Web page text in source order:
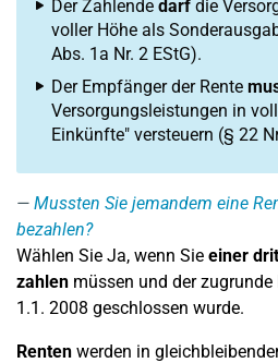
Der Zahlende darf die
voller Höhe als
Abs. 1a Nr. 2 EStG).
Der Empfänger der Rente
Versorgungsleistungen in
Einkünfte" versteuern (§ 22
Mussten Sie jemandem eine
bezahlen?
Wählen Sie Ja, wenn Sie einer
zahlen müssen und der
1.1. 2008 geschlossen wurde.
Renten werden in